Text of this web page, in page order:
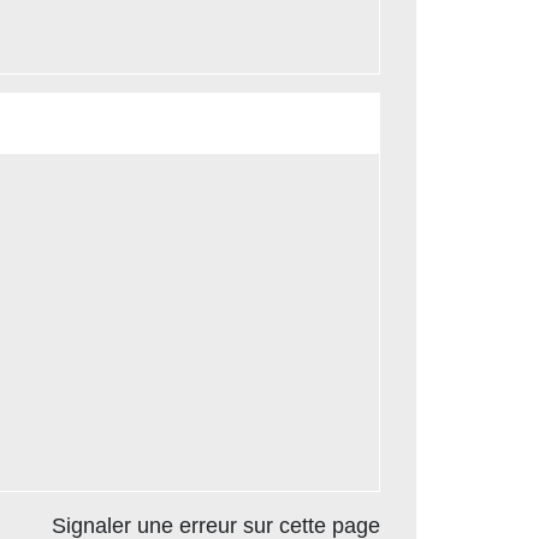
Signaler une erreur sur cette page